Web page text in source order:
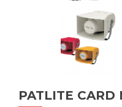
PATLITE CARD